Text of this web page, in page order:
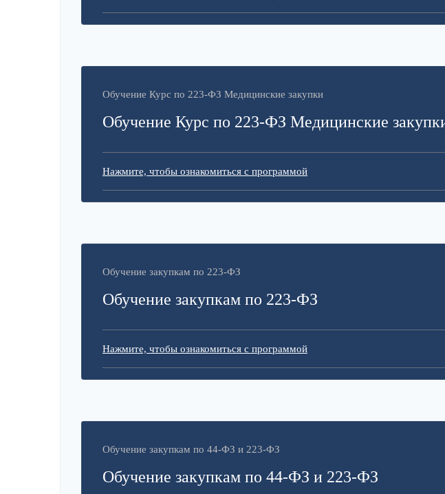
Обучение Курс по 223-ФЗ Медицинские закупки
Обучение Курс по 223-ФЗ Медицинские
Нажмите, чтобы ознакомиться с программой
Обучение закупкам по 223-ФЗ
Обучение закупкам по 223-ФЗ
Нажмите, чтобы ознакомиться с программой
Обучение закупкам по 44-ФЗ и 223-ФЗ
Обучение закупкам по 44-ФЗ и 223-ФЗ